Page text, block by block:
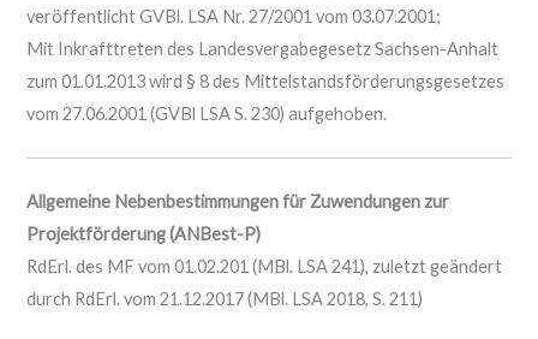
veröffentlicht GVBl. LSA Nr. 27/2001 vom 03.07.2001;
Mit Inkrafttreten des Landesvergabegesetz Sachsen-Anhalt
zum 01.01.2013 wird § 8 des Mittelstandsförderungsgesetzes
vom 27.06.2001 (GVBl LSA S. 230) aufgehoben.
Allgemeine Nebenbestimmungen für Zuwendungen zur
Projektförderung (ANBest-P)
RdErl. des MF vom 01.02.201 (MBl. LSA 241), zuletzt geändert
durch RdErl. vom 21.12.2017 (MBl. LSA 2018, S. 211)